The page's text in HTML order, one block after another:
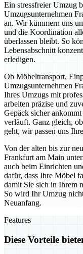
Ein stressfreier Umzug
Umzugsunternehmen
an. Wir kümmern uns
und die Koordination
überlassen bleibt. So
Lebensabschnitt
erledigen.
Ob Möbeltransport,
Umzugsunternehmen
Ihres Umzugs mit
arbeiten präzise und
Gepäck sicher
verläuft. Ganz gleich,
geht, wir passen uns
Von der alten bis zur
Frankfurt am Main
auch beim Einrichten
dafür, dass Ihre Möbel
damit Sie sich in Ihrem
So wird Ihr Umzug
Neuanfang.
Features
Diese Vorteile